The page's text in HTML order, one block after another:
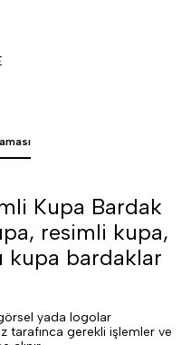
Kupa Bardak
resimli kupa,
kupa bardaklar
yada logolar
tarafınca gerekli işlemler ve